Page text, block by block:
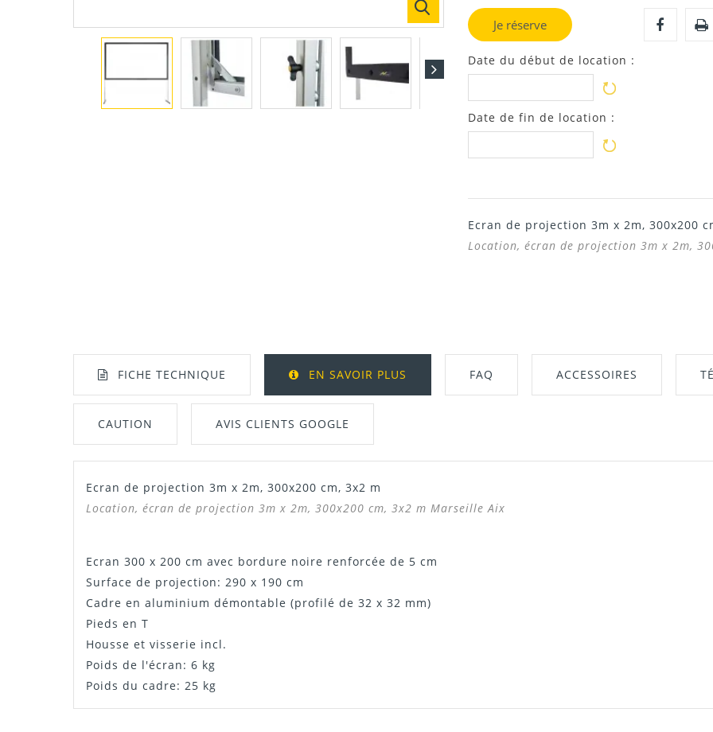
Je réserve
Date du début de location :
Date de fin de location :
Ecran de projection 3m x 2m, 300x200
Location, écran de projection 3m x 2m,
FICHE TECHNIQUE EN SAVOIR PLUS FAQ ACCESSOIRES
CAUTION AVIS CLIENTS GOOGLE
Manuel / Notice
Ecran de projection 3m x 2m, 300x200 cm, 3x2 m
Location, écran de projection 3m x 2m, 300x200 cm, 3x2 m Marseille Aix
Ecran 300 x 200 cm avec bordure noire renforcée de 5 cm
Surface de projection: 290 x 190 cm
Cadre en aluminium démontable (profilé de 32 x 32 mm)
Pieds en T
Housse et visserie incl.
Poids de l'écran: 6 kg
Poids du cadre: 25 kg